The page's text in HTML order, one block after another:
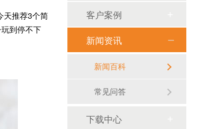
天推荐3个简
到停不下
客户案例
新闻资讯
新闻百科
常见问答
下载中心